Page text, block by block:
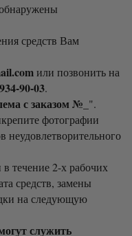
средств Вам
или позвонить на
90-03.
с заказом №_ ".
фотографии
неудовлетворительного
течение 2-х рабочих
средств, замены
на следующую
служить